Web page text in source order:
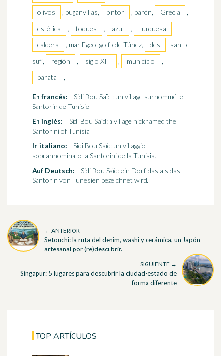
olivos
, buganvillas, pintor , barón, Grecia
,
estética
, toques , azul , turquesa
,
caldera
, mar Egeo, golfo de Túnez, des
, santo,
sufí,
región , siglo XIII , municipio
,
barata
,
En francés:
Sidi Bou Saïd : un village surnommé le
Santorin de Tunisie
En inglés:
Sidi Bou Saïd: a village nicknamed the
Santorini of Tunisia
In italiano:
Sidi Bou Saïd: un villaggio
soprannominato la Santorini della Tunisia.
Auf Deutsch:
Sidi Bou Saïd: ein Dorf, das als das
Santorin von Tunesien bezeichnet wird.
← ANTERIOR
Setouchi: la ruta del denim, washi y cerámica, un Japón
artesanal por (re)descubrir.
SIGUIENTE →
Singapur: 5 lugares para descubrir la ciudad-estado de
forma diferente
TOP ARTÍCULOS